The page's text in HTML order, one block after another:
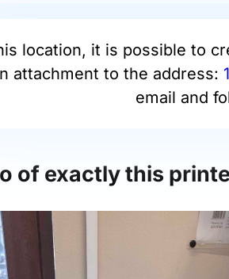
location, it is possible to
attachment to the address:
email and
of exactly this